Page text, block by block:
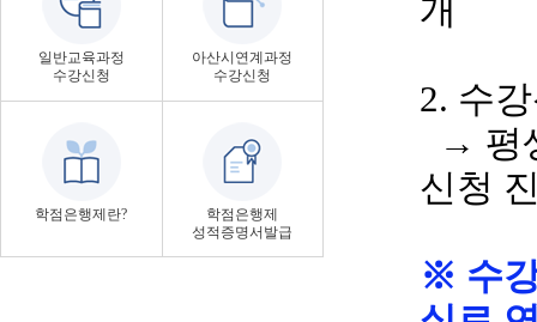
일반교육과정
수강신청
아산시연계과정
수강신청
학점은행제란?
학점은행제
성적증명서발급
개
2. 수
→ 평
신청
※ 수